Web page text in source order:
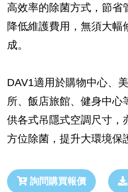
高效率的除菌方式，節省
降低維護費用，無須大幅
成。
DAV1適用於購物中心、
所、飯店旅館、健身中心
供各式吊隱式空調尺寸，
方位除菌，提升大環境保
詢問購買報價